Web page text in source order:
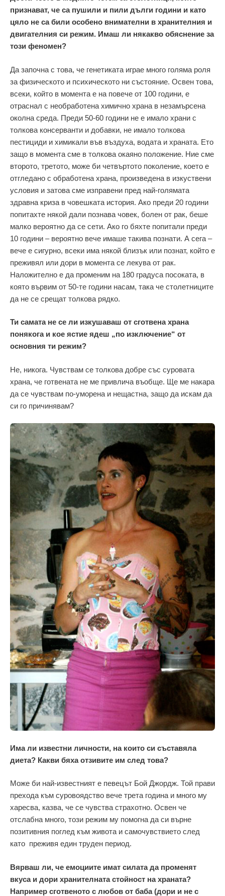
признават, че са пушили и пили дълги години и като
цяло не са били особено внимателни в хранителния и
двигателния си режим. Имаш ли някакво обяснение за
този феномен?
Да започна с това, че генетиката играе много голяма роля
за физическото и психическото ни състояние. Освен това,
всеки, който в момента е на повече от 100 години, е
отраснал с необработена химично храна в незамърсена
околна среда. Преди 50-60 години не е имало храни с
толкова консерванти и добавки, не имало толкова
пестициди и химикали във въздуха, водата и храната. Ето
защо в момента сме в толкова окаяно положение. Ние сме
второто, третото, може би четвъртото поколение, което е
отгледано с обработена храна, произведена в изкуствени
условия и затова сме изправени пред най-голямата
здравна криза в човешката история. Ако преди 20 години
попитахте някой дали познава човек, болен от рак, беше
малко вероятно да се сети. Ако го бяхте попитали преди
10 години – вероятно вече имаше такива познати. А сега –
вече е сигурно, всеки има някой близък или познат, който е
преживял или дори в момента се лекува от рак.
Наложително е да променим на 180 градуса посоката, в
която вървим от 50-те години насам, така че столетниците
да не се срещат толкова рядко.
Ти самата не се ли изкушаваш от сготвена храна
понякога и кое ястие ядеш „по изключение“ от
основния ти режим?
Не, никога. Чувствам се толкова добре със суровата
храна, че готвената не ме привлича въобще. Ще ме накара
да се чувствам по-уморена и нещастна, защо да искам да
си го причинявам?
Има ли известни личности, на които си съставяла
диета? Какви бяха отзивите им след това?
Може би най-известният е певецът Бой Джордж. Той прави
прехода към суровоядство вече трета година и много му
харесва, казва, че се чувства страхотно. Освен че
отслабна много, този режим му помогна да си върне
позитивния поглед към живота и самочувствието след
като преживя един труден период.
Вярваш ли, че емоциите имат силата да променят
вкуса и дори хранителната стойност на храната?
Например сготвеното с любов от баба (дори и не с